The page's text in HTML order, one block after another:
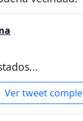
Ver tweet